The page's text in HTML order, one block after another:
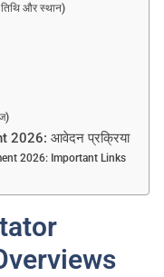
और स्थान)
2026: आवेदन प्रक्रिया
2026: Important Links